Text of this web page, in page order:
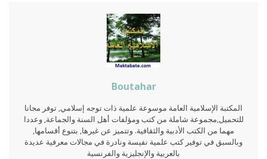
Boutahar
المكتبة الإسلامية العامة موسوعة علمية ذات توجه إسلامي, توفر مجانا
للتحميل,مجموعة شاملة من كتب ومؤلفات أهل السنة والجماعة, وعددا
مهما من الكتب الأدبية والثقافية. وتتميز عن غيرها, بتنوع أقسامها,
وبالسبق في توفير كتب علمية نفيسة ونادرة في مجالات معرفية عديدة
بالعربية والإنجليزية والفرنسية